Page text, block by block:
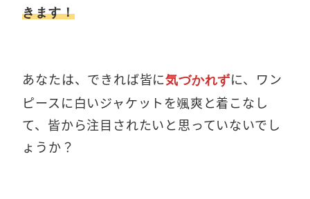
きます！
あなたは、できれば皆に気づかれずに、ワン
ピースに白いジャケットを颯爽と着こなし
て、皆から注目されたいと思っていないでし
ょうか？